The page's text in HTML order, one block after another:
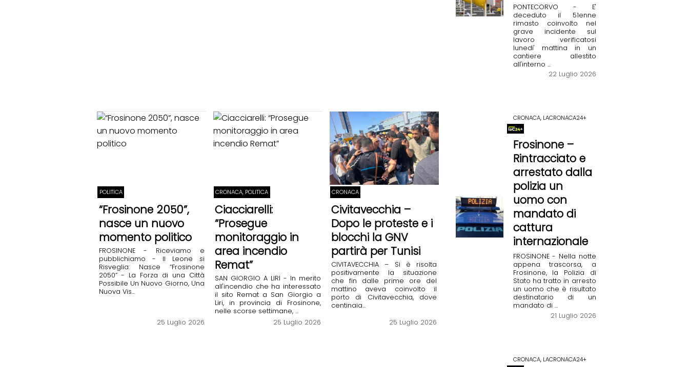
POLITICA
“Frosinone 2050”,
nasce un nuovo
momento politico
FROSINONE - Riceviamo e
pubblichiamo - Il Leone si
Risveglia: Nasce “Frosinone
2050” - La Forza di una Città
Possibile ​Un Nuovo Giorno, Una
Nuova Vis...
25 Luglio 2026
CRONACA, POLITICA
Ciacciarelli:
“Prosegue
monitoraggio in
area incendio
Remat”
SAN GIORGIO A LIRI - In merito
all'incendio che ha interessato
il sito Remat a San Giorgio a
Liri, in provincia di Frosinone,
nelle scorse settimane, ...
25 Luglio 2026
CRONACA
Civitavecchia –
Dopo le proteste e i
blocchi la GNV
partirà per Tunisi
CIVITAVECCHIA – Si è risolta
positivamente la situazione
che fin dalle prime ore del
mattino aveva coinvolto il
porto di Civitavecchia, dove
centinaia...
25 Luglio 2026
PONTECORVO - E'
deceduto il 51enne
rimasto coinvolto nel
grave incidente sul
lavoro verificatosi
lunedi' mattina in un
cantiere allestito
all'interno ...
22 Luglio 2026
CRONACA, LACRONACA24+
Frosinone –
Rintracciato e
arrestato dalla
polizia un
uomo con
mandato di
cattura
internazionale
FROSINONE - Nella notte
appena trascorsa, a
Frosinone, la Polizia di
Stato ha tratto in arresto
un uomo che è risultato
destinatario di un
mandato di ...
21 Luglio 2026
CRONACA, LACRONACA24+